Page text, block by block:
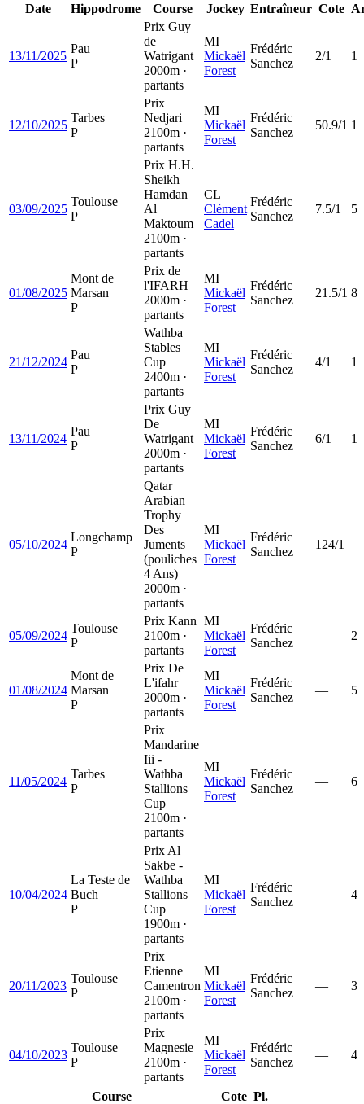
Date Hippodrome Course Jockey Entraîneur Cote
13/11/2025
Pau
P
Prix Guy
de
Watrigant
2000m ·
partants
MI
Mickaël
Forest
Frédéric
Sanchez
2/1 1
12/10/2025
Tarbes
P
Prix
Nedjari
2100m ·
partants
MI
Mickaël
Forest
Frédéric
Sanchez
50.9/1 1
03/09/2025
Toulouse
P
Prix H.H.
Sheikh
Hamdan
Al
Maktoum
2100m ·
partants
CL
Clément
Cadel
Frédéric
Sanchez
7.5/1 5
01/08/2025
Mont de
Marsan
P
Prix de
l'IFARH
2000m ·
partants
MI
Mickaël
Forest
Frédéric
Sanchez
21.5/1 8
21/12/2024
Pau
P
Wathba
Stables
Cup
2400m ·
partants
MI
Mickaël
Forest
Frédéric
Sanchez
4/1 1
13/11/2024
Pau
P
Prix Guy
De
Watrigant
2000m ·
partants
MI
Mickaël
Forest
Frédéric
Sanchez
6/1 1
05/10/2024
Longchamp
P
Qatar
Arabian
Trophy
Des
Juments
(pouliches
4 Ans)
2000m ·
partants
MI
Mickaël
Forest
Frédéric
Sanchez
124/1
05/09/2024
Toulouse
P
Prix Kann
2100m ·
partants
MI
Mickaël
Forest
Frédéric
Sanchez
— 2
01/08/2024
Mont de
Marsan
P
Prix De
L'ifahr
2000m ·
partants
MI
Mickaël
Forest
Frédéric
Sanchez
— 5
11/05/2024
Tarbes
P
Prix
Mandarine
Iii -
Wathba
Stallions
Cup
2100m ·
partants
MI
Mickaël
Forest
Frédéric
Sanchez
— 6
10/04/2024
La Teste de
Buch
P
Prix Al
Sakbe -
Wathba
Stallions
Cup
1900m ·
partants
MI
Mickaël
Forest
Frédéric
Sanchez
— 4
20/11/2023
Toulouse
P
Prix
Etienne
Camentron
2100m ·
partants
MI
Mickaël
Forest
Frédéric
Sanchez
— 3
04/10/2023
Toulouse
P
Prix
Magnesie
2100m ·
partants
MI
Mickaël
Forest
Frédéric
Sanchez
— 4
Course Cote Pl.